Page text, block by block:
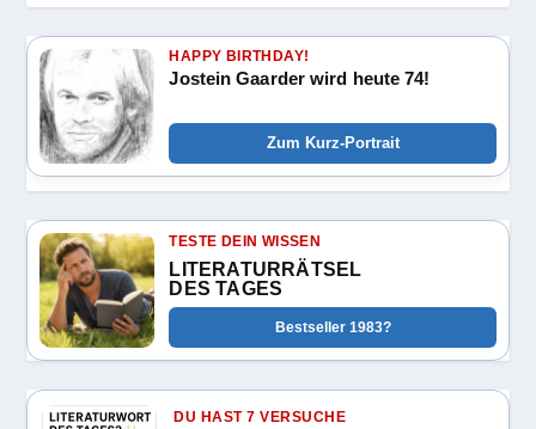
HAPPY BIRTHDAY!
Jostein Gaarder wird heute 74!
Zum Kurz-Portrait
TESTE DEIN WISSEN
LITERATURRÄTSEL
DES TAGES
Bestseller 1983?
DU HAST 7 VERSUCHE